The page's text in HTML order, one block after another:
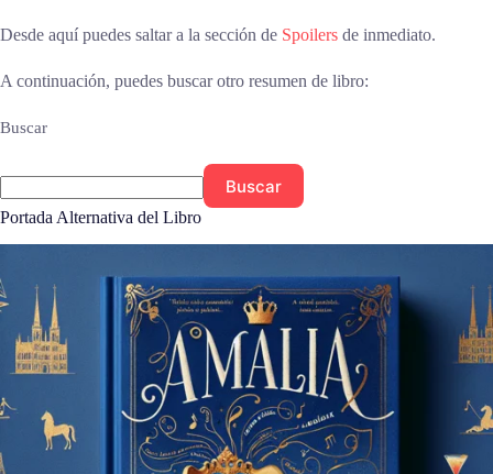
Desde aquí puedes saltar a la sección de Spoilers de inmediato.
A continuación, puedes buscar otro resumen de libro:
Buscar
Buscar
Portada Alternativa del Libro